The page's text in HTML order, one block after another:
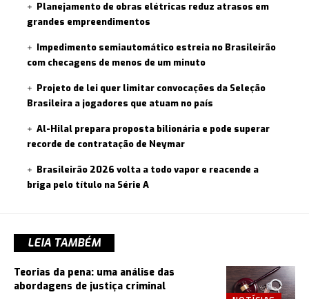
Planejamento de obras elétricas reduz atrasos em
grandes empreendimentos
Impedimento semiautomático estreia no Brasileirão
com checagens de menos de um minuto
Projeto de lei quer limitar convocações da Seleção
Brasileira a jogadores que atuam no país
Al-Hilal prepara proposta bilionária e pode superar
recorde de contratação de Neymar
Brasileirão 2026 volta a todo vapor e reacende a
briga pelo título na Série A
LEIA TAMBÉM
Teorias da pena: uma análise das
abordagens de justiça criminal